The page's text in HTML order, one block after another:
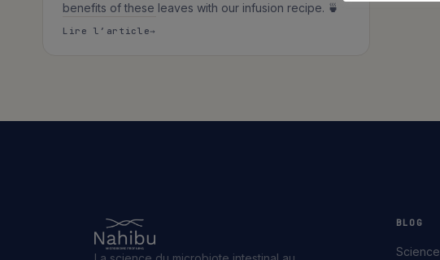
benefits of these leaves with our infusion recipe. 🍵
Lire l’article: Medlar leaf infusion
BLOG
Science